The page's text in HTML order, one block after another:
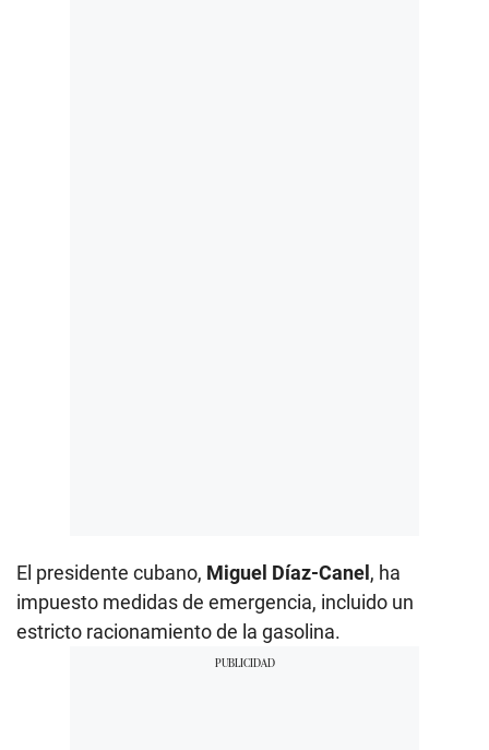
El presidente cubano, Miguel Díaz-Canel , ha
impuesto medidas de emergencia, incluido un
estricto racionamiento de la gasolina.